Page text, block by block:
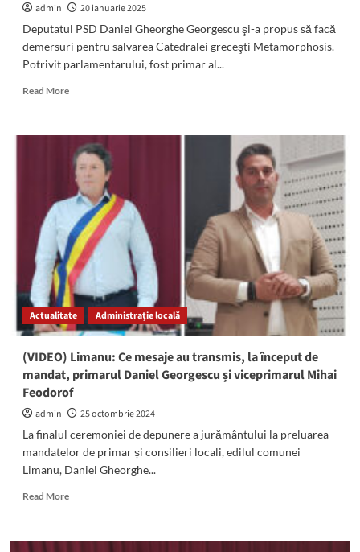
merge
departe
cu
încredere”
admin
20 ianuarie 2025
Deputatul PSD Daniel Gheorghe Georgescu şi-a propus să facă
demersuri pentru salvarea Catedralei greceşti Metamorphosis.
Potrivit parlamentarului, fost primar al...
Read MoreRead
(FOTO)
Deputatul
PSD
Daniel
Georgescu
sprijină
comunitatea
elenă
din
Constanţa
Actualitate Administrație locală
(VIDEO) Limanu: Ce mesaje au transmis, la început de
mandat, primarul Daniel Georgescu și viceprimarul Mihai
Feodorof
admin
25 octombrie 2024
La finalul ceremoniei de depunere a jurământului la preluarea
mandatelor de primar și consilieri locali, edilul comunei
Limanu, Daniel Gheorghe...
Read MoreRead
(VIDEO)